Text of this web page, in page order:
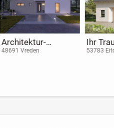
Individuell
geplantes
52353 Düren
Ihr
58730